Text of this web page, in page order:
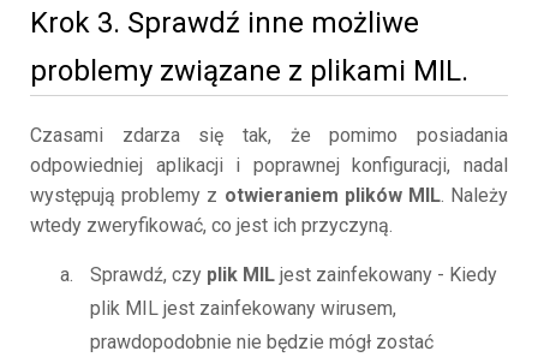
Krok 3. Sprawdź inne możliwe
problemy związane z plikami MIL.
Czasami zdarza się tak, że pomimo posiadania
odpowiedniej aplikacji i poprawnej konfiguracji, nadal
występują problemy z otwieraniem plików MIL. Należy
wtedy zweryfikować, co jest ich przyczyną.
Sprawdź, czy plik MIL jest zainfekowany - Kiedy
plik MIL jest zainfekowany wirusem,
prawdopodobnie nie będzie mógł zostać